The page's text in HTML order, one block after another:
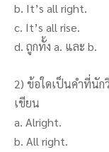
b. It’s all right.
c. It’s all rise.
d. ถูกทั้ง a. และ b.
2) ข้อใดเป็นคำที่นัก
เขียน
a. Alright.
b. All right.